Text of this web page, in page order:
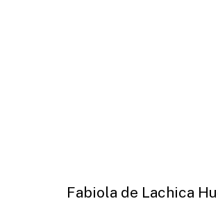
Fabiola de Lachica